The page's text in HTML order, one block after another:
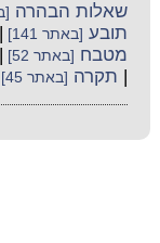
שאלות הבהרה
תובע [באתר 141]
מטבח [באתר 52]
תקרה [באתר 45]